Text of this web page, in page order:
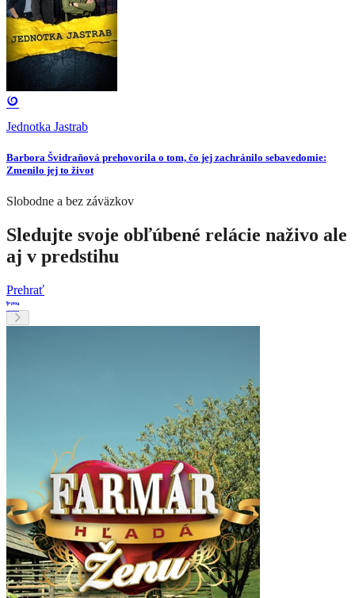
Jednotka Jastrab
Barbora Švidraňová prehovorila o tom, čo jej zachránilo sebavedomie:
Zmenilo jej to život
Slobodne a bez záväzkov
Sledujte svoje obľúbené relácie naživo ale
aj v predstihu
Prehrať